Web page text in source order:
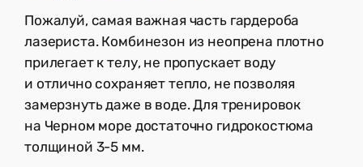
Пожалуй, самая важная часть гардероба
лазериста. Комбинезон из неопрена плотно
прилегает к телу, не пропускает воду
и отлично сохраняет тепло, не позволяя
замерзнуть даже в воде. Для тренировок
на Черном море достаточно гидрокостюма
толщиной 3-5 мм.